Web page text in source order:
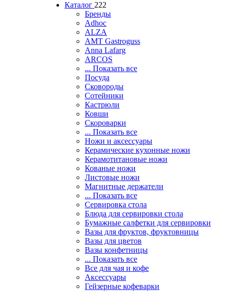
Каталог 222
Бренды
Adhoc
ALZA
AMT Gastroguss
Anna Lafarg
ARCOS
... Показать все
Посуда
Сковороды
Сотейники
Кастрюли
Ковши
Скороварки
... Показать все
Ножи и аксессуары
Керамические кухонные ножи
Керамотитановые ножи
Кованые ножи
Листовые ножи
Магнитные держатели
... Показать все
Сервировка стола
Блюда для сервировки стола
Бумажные салфетки для сервировки
Вазы для фруктов, фруктовницы
Вазы для цветов
Вазы конфетницы
... Показать все
Все для чая и кофе
Аксессуары
Гейзерные кофеварки